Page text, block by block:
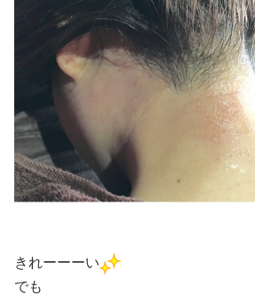
きれーーーい
でも